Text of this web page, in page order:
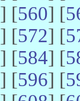
] [560] [
] [572] [
] [584] [
] [596] [